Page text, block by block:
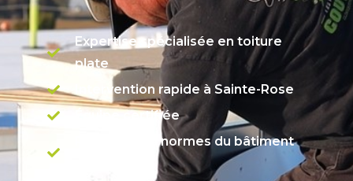
Expertise spécialisée en toiture
plate
Intervention rapide à Sainte-Rose
Équipe certifiée
Respect des normes du bâtiment